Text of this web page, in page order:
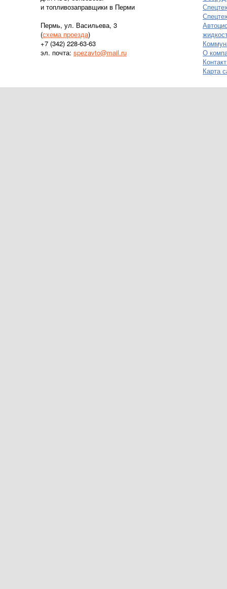
и топливозаправщики в Перми
Пермь, ул. Васильева, 3
(схема проезда)
+7 (342) 228-63-63
эл. почта: spezavto@mail.ru
О
Карта